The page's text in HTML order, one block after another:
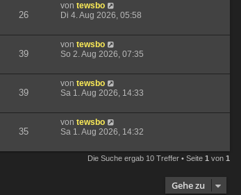
26
von tewsbo
Di 4. Aug 2026, 05:58
39
von tewsbo
So 2. Aug 2026, 07:35
39
von tewsbo
Sa 1. Aug 2026, 14:33
35
von tewsbo
Sa 1. Aug 2026, 14:32
Die Suche ergab 10 Treffer • Seite 1 von 1
Gehe zu